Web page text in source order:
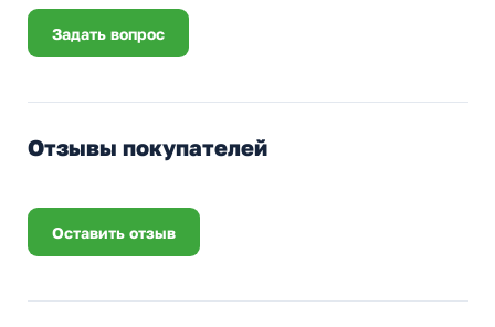
Задать вопрос
Отзывы покупателей
Оставить отзыв